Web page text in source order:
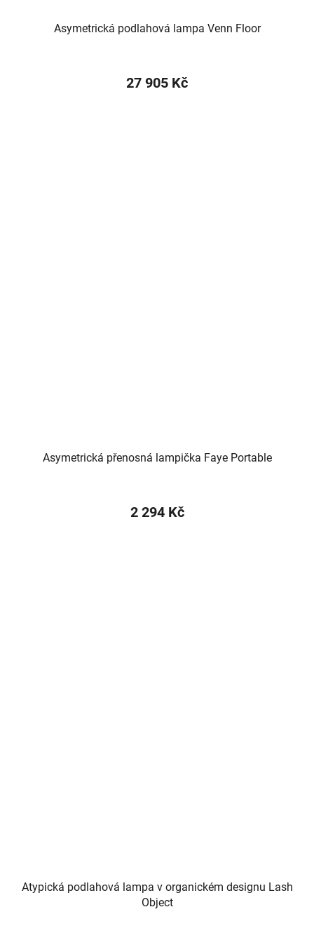
Asymetrická podlahová lampa Venn Floor
27 905 Kč
Asymetrická přenosná lampička Faye Portable
2 294 Kč
Atypická podlahová lampa v organickém designu Lash
Object